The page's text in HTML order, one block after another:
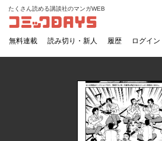
コミックDAYS
たくさん読める講談社のマンガWEB
無料連載 読み切り・新人 履歴 ログイ